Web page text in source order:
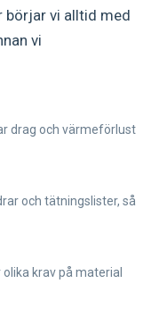
börjar vi alltid med
vi
drag och värmeförlust
och tätningslister, så
krav på material